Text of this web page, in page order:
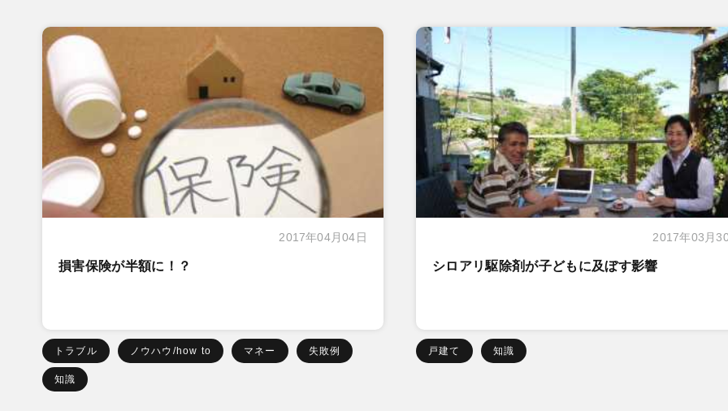
2017年04月04日
損害保険が半額に！？
トラブル ノウハウ/how to マネー 失敗例
知識
2017年03月
シロアリ駆除剤が子どもに及ぼす影響
戸建て 知識